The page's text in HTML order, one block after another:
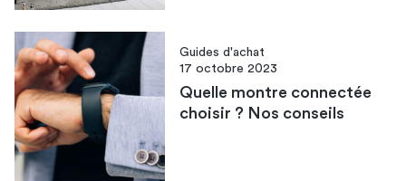
Guides d'achat
17 octobre 2023
Quelle montre connectée
choisir ? Nos conseils